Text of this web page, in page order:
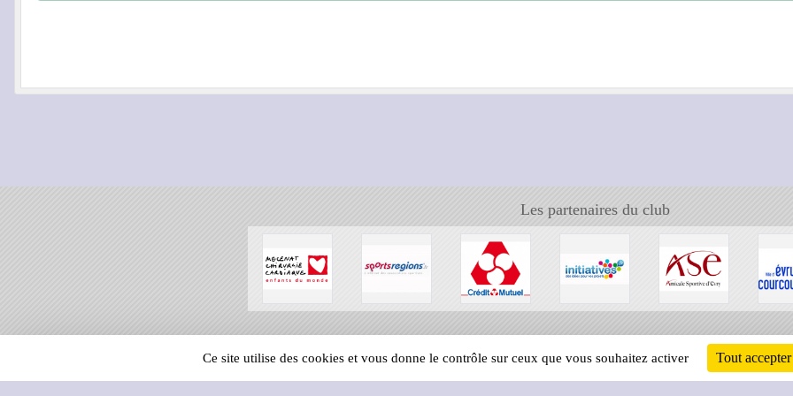
Les partenaires du club
REGIONSCe site utilise des cookies et vous donne le contrôle sur ceux que vous souhaitez activer Tout accepter